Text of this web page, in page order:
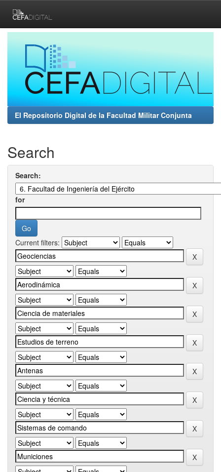
navigation
El Repositorio Digital de la Facultad Militar Conjunta
Search
Search:
for
Current filters: